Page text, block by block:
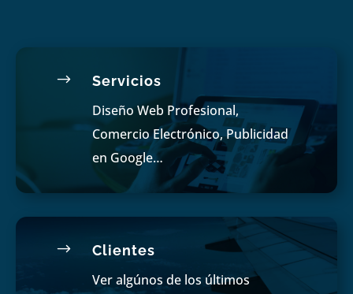
$ Servicios
Diseño Web Profesional,
Comercio Electrónico, Publicidad
en Google…
$ Clientes
Ver algúnos de los últimos